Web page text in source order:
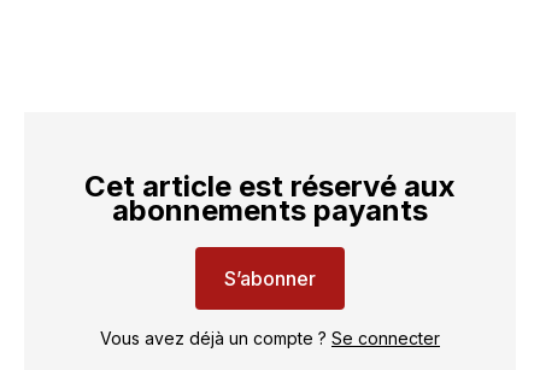
Cet article est réservé aux
abonnements payants
S’abonner
Vous avez déjà un compte ? Se connecter